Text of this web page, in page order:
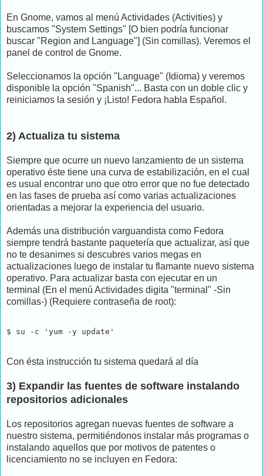
En Gnome, vamos al menú Actividades (Activities) y
buscamos "System Settings" [O bien podría funcionar
buscar "Region and Language"] (Sin comillas). Veremos el
panel de control de Gnome.
Seleccionamos la opción "Language" (Idioma) y veremos
disponible la opción "Spanish"... Basta con un doble clic y
reiniciamos la sesión y ¡Listo! Fedora habla Español.
2) Actualiza tu sistema
Siempre que ocurre un nuevo lanzamiento de un sistema
operativo éste tiene una curva de estabilización, en el cual
es usual encontrar uno que otro error que no fue detectado
en las fases de prueba así como varias actualizaciones
orientadas a mejorar la experiencia del usuario.
Además una distribución varguandista como Fedora
siempre tendrá bastante paquetería que actualizar, así que
no te desanimes si descubres varios megas en
actualizaciones luego de instalar tu flamante nuevo sistema
operativo. Para actualizar basta con ejecutar en un
terminal (En el menú Actividades digita "terminal" -Sin
comillas-) (Requiere contraseña de root):
$ su -c 'yum -y update'
Con ésta instrucción tu sistema quedará al día
3) Expandir las fuentes de software instalando
repositorios adicionales
Los repositorios agregan nuevas fuentes de software a
nuestro sistema, permitiéndonos instalar más programas o
instalando aquellos que por motivos de patentes o
licenciamiento no se incluyen en Fedora: